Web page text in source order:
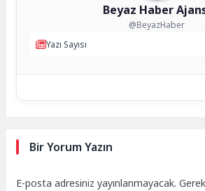
Beyaz Haber
@BeyazHaber
Yazı Sayısı
Bir Yorum Yazın
E-posta adresiniz yayınlanmayacak.